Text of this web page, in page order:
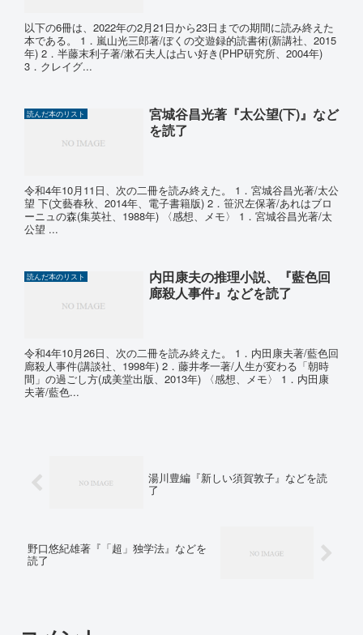
以下の6冊は、2022年の2月21日から23日までの期間に読み終えた
本である。 1．嵐山光三郎著/ぼくの交遊録的読書術(新講社、2015
年) 2．半藤末利子著/漱石夫人は占い好き(PHP研究所、2004年)
3．クレイグ...
読んだ本のリスト
宮城谷昌光著『太公望(下)』など
を読了
令和4年10月11日、次の二冊を読み終えた。 1．宮城谷昌光著/太公
望 下(文藝春秋、2014年、電子書籍版) 2．笹沢左保著/あれはブロ
ーニュの森(集英社、1988年) 〈感想、メモ〉 1．宮城谷昌光著/太
公望 ...
読んだ本のリスト
内田康夫の推理小説、『藍色回
廊殺人事件』などを読了
令和4年10月26日、次の二冊を読み終えた。 1．内田康夫著/藍色回
廊殺人事件(講談社、1998年) 2．藤井孝一著/人生が変わる「朝時
間」の過ごし方(成美堂出版、2013年) 〈感想、メモ〉 1．内田康
夫著/藍色...
湯川豊編『新しい須賀敦子』などを読
了
野口悠紀雄著『「超」独学法』などを
読了